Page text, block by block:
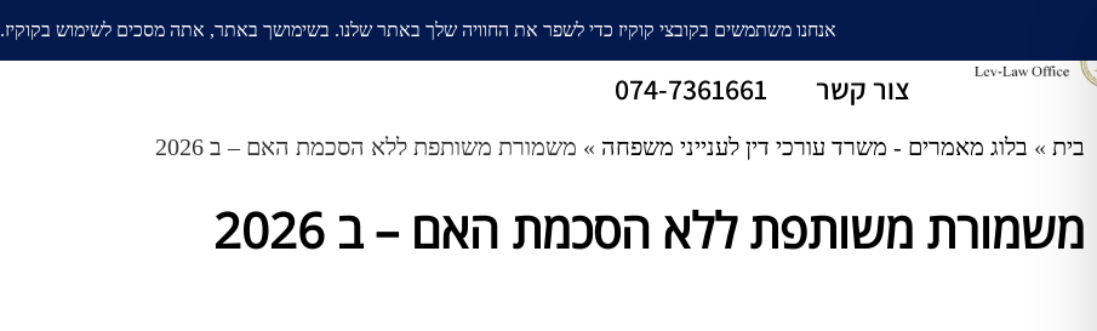
עורך דין גירושין חלוקת רכוש אודות בלוג ממליצים תחומים
צור קשר
074-7361661
בית » בלוג מאמרים - משרד עורכי דין לענייני משפחה » משמורת משותפת ללא הסכמת האם – ב 2026
משמורת משותפת ללא הסכמת האם – ב 2026